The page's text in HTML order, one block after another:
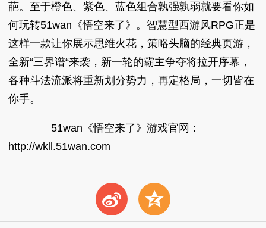
葩。至于橙色、紫色、蓝色组合孰强孰弱就要看你如
何玩转51wan《悟空来了》。智慧型西游风RPG正是
这样一款让你展示思维火花，策略头脑的经典页游，
全新“三界谱“来袭，新一轮的霸主争夺将拉开序幕，
各种斗法流派将重新划分势力，再定格局，一切皆在
你手。
51wan《悟空来了》游戏官网：
http://wkll.51wan.com
t z